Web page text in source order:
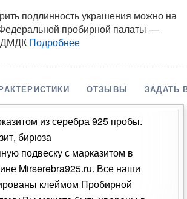
подлинность украшения можно на
пробирной палаты —
Подробнее
ОТЗЫВЫ ЗАДАТЬ
из серебра 925 пробы.
бирюза
подвеску с марказитом в
Mirserebra925.ru. Все наши
клеймом Пробирной